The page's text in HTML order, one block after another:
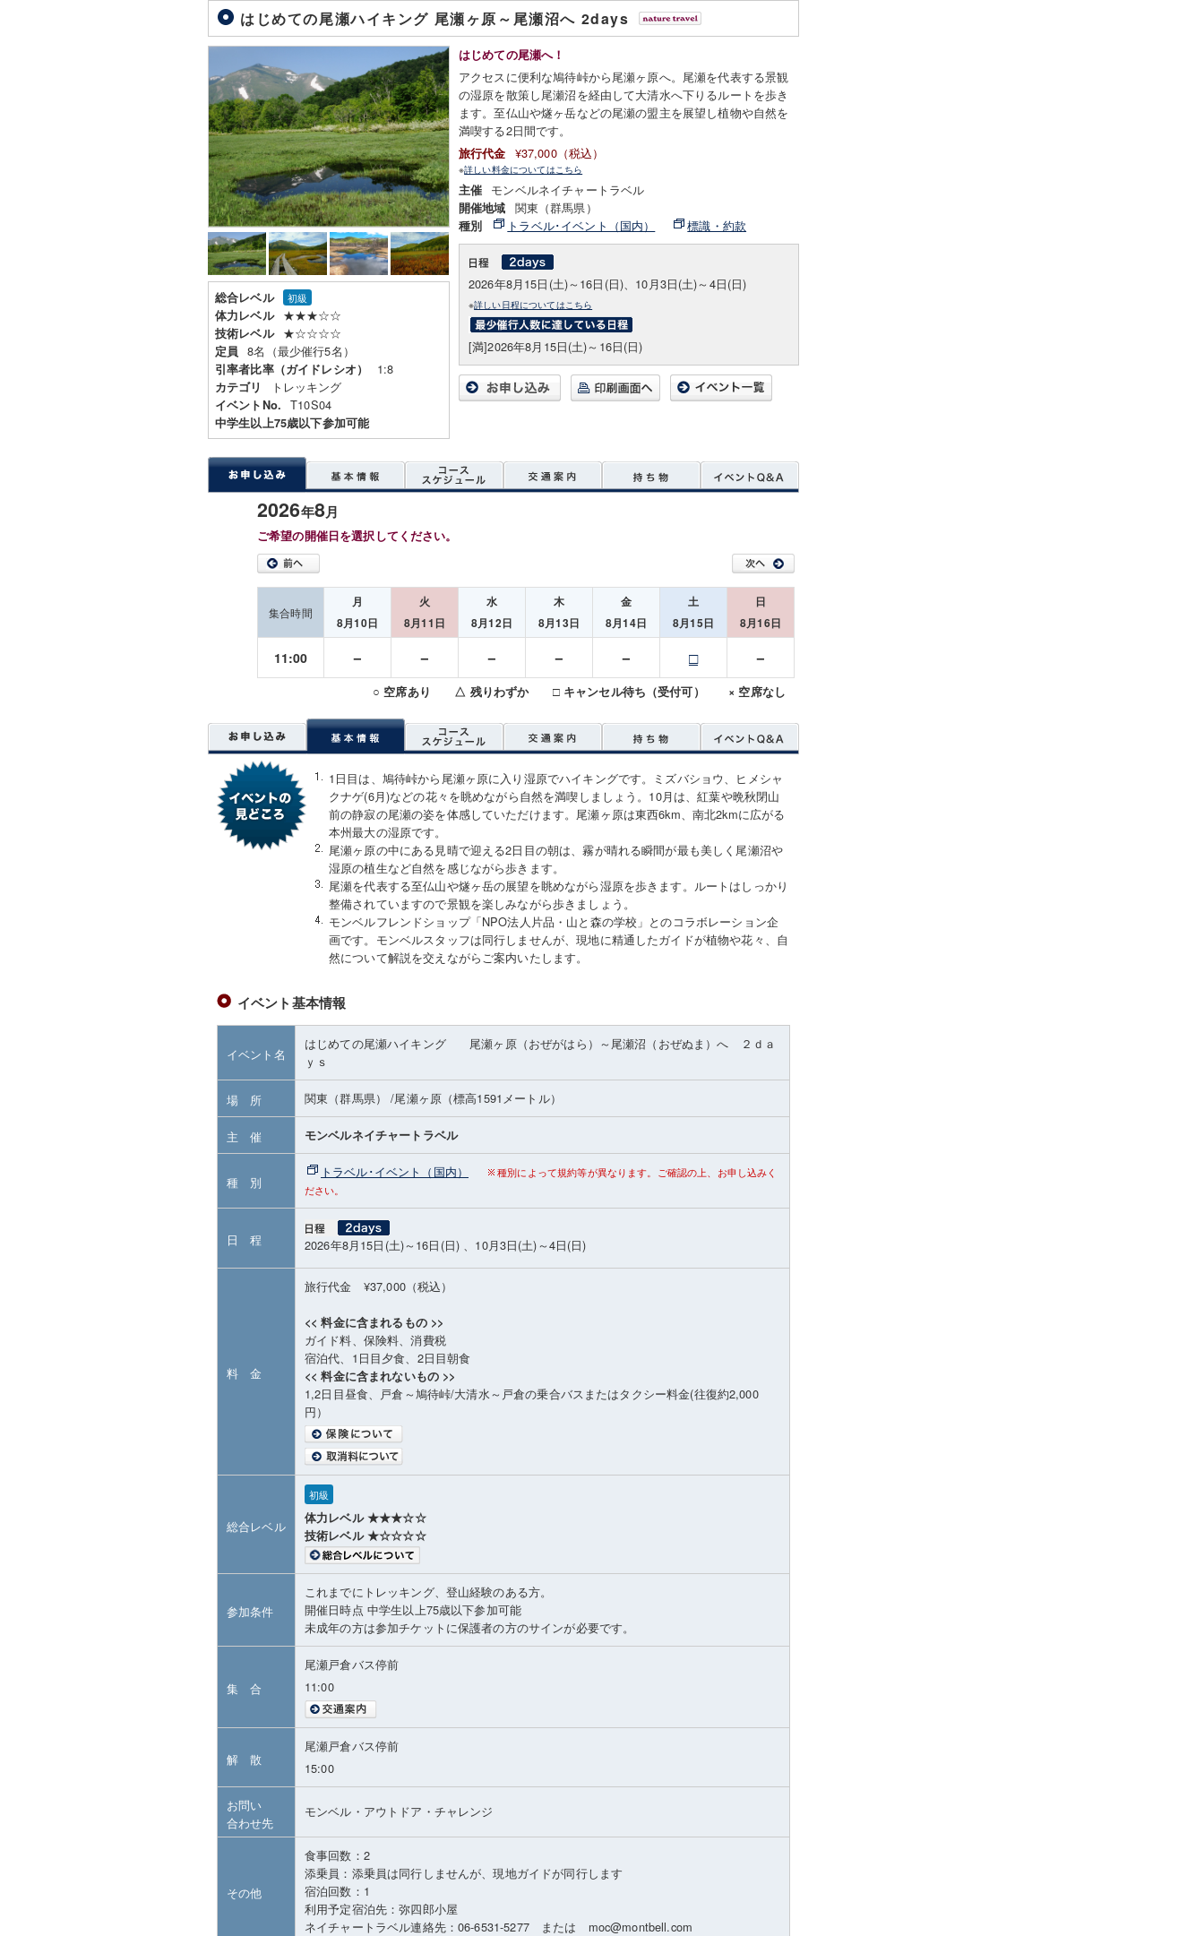
はじめての尾瀬ハイキング 尾瀬ヶ原～尾瀬沼へ 2days
総合レベル 初級
体力レベル ★★★☆☆
技術レベル ★☆☆☆☆
定員 8名（最少催行5名）
引率者比率（ガイドレシオ） 1:8
カテゴリ トレッキング
イベントNo. T10S04
中学生以上75歳以下参加可能
はじめての尾瀬へ！
アクセスに便利な鳩待峠から尾瀬ヶ原へ。尾瀬を代表する景観
の湿原を散策し尾瀬沼を経由して大清水へ下りるルートを歩き
ます。至仏山や燧ヶ岳などの尾瀬の盟主を展望し植物や自然を
満喫する2日間です。
旅行代金 ¥37,000（税込）
※詳しい料金についてはこちら
主催 モンベルネイチャートラベル
開催地域 関東（群馬県）
種別 トラベル･イベント（国内） 標識・約款
2026年8月15日(土)～16日(日)、10月3日(土)～4日(日)
※詳しい日程についてはこちら
[満]2026年8月15日(土)～16日(日)
2026年8月
ご希望の開催日を選択してください。
集合時間
月
8月10日
火
8月11日
水
8月12日
木
8月13日
金
8月14日
土
8月15日
日
8月16日
11:00 － － － － － □ －
○ 空席あり △ 残りわずか □ キャンセル待ち（受付可） × 空席なし
1日目は、鳩待峠から尾瀬ヶ原に入り湿原でハイキングです。ミズバショウ、ヒメシャ
クナゲ(6月)などの花々を眺めながら自然を満喫しましょう。10月は、紅葉や晩秋閉山
前の静寂の尾瀬の姿を体感していただけます。尾瀬ヶ原は東西6km、南北2kmに広がる
本州最大の湿原です。
尾瀬ヶ原の中にある見晴で迎える2日目の朝は、霧が晴れる瞬間が最も美しく尾瀬沼や
湿原の植生など自然を感じながら歩きます。
尾瀬を代表する至仏山や燧ヶ岳の展望を眺めながら湿原を歩きます。ルートはしっかり
整備されていますので景観を楽しみながら歩きましょう。
モンベルフレンドショップ「NPO法人片品・山と森の学校」とのコラボレーション企
画です。モンベルスタッフは同行しませんが、現地に精通したガイドが植物や花々、自
然について解説を交えながらご案内いたします。
イベント基本情報
イベント名
はじめての尾瀬ハイキング 尾瀬ヶ原（おぜがはら）～尾瀬沼（おぜぬま）へ ２ｄａ
ｙｓ
場 所 関東（群馬県） /尾瀬ヶ原 （標高1591メートル）
主 催 モンベルネイチャートラベル
種 別
トラベル･イベント（国内）
種別によって規約等が異なります。ご確認の上、お申し込みく
ださい。
日 程 2026年8月15日(土)～16日(日) 、10月3日(土)～4日(日)
料 金
旅行代金 ¥37,000（税込）
<< 料金に含まれるもの >>
ガイド料、保険料、消費税
宿泊代、1日目夕食、2日目朝食
<< 料金に含まれないもの >>
1,2日目昼食、戸倉～鳩待峠/大清水～戸倉の乗合バスまたはタクシー料金(往復約2,000
円）
総合レベル
初級
体力レベル ★★★☆☆
技術レベル ★☆☆☆☆
参加条件
これまでにトレッキング、登山経験のある方。
開催日時点 中学生以上75歳以下参加可能
未成年の方は参加チケットに保護者の方のサインが必要です。
集 合
尾瀬戸倉バス停前
11:00
解 散
尾瀬戸倉バス停前
15:00
お問い
合わせ先
モンベル・アウトドア・チャレンジ
その他
食事回数：2
添乗員：添乗員は同行しませんが、現地ガイドが同行します
宿泊回数：1
利用予定宿泊先：弥四郎小屋
ネイチャートラベル連絡先：06-6531-5277 または moc@montbell.com